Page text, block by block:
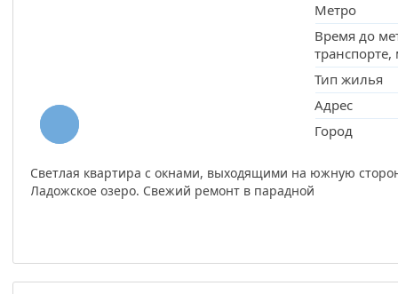
Метро
Время до
Тип жилья
Адрес
Город
Светлая квартира с окнами, выходящими на южную
Ладожское озеро. Свежий ремонт в парадной